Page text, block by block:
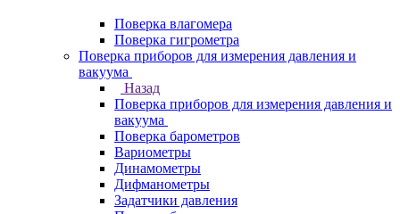
Поверка влагомера
Поверка гигрометра
Поверка приборов для измерения давления и
вакуума
Назад
Поверка приборов для измерения давления и
вакуума
Поверка барометров
Вариометры
Динамометры
Дифманометры
Задатчики давления